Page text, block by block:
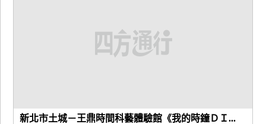
新北市土城－王鼎時間科藝體驗館《我的時鐘ＤＩ...